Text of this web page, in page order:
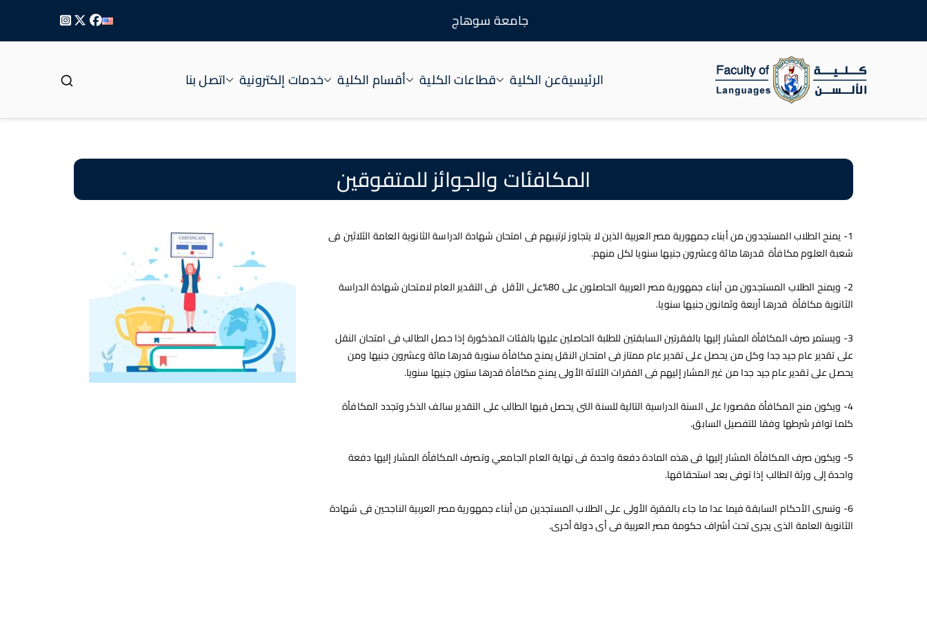
جامعة سوهاج
الرئيسيةعن الكلية قطاعات الكلية أقسام الكلية خدمات إلكترونية اتصل بنا
المكافئات والجوائز للمتفوقين
1- يمنح الطلاب المستجدون من أبناء جمهورية مصر العربية الذين لا يتجاوز ترتيبهم فى امتحان شهادة الدراسة الثانوية العامة الثلاثين فى
شعبة العلوم مكافأة قدرها مائة وعشرون جنيها سنويا لكل منهم.
2- ويمنح الطلاب المستجدون من أبناء جمهورية مصر العربية الحاصلون على 80%على الأقل فى التقدير العام لامتحان شهادة الدراسة
الثانوية مكافأة قدرها أربعة وثمانون جنيها سنويا.
3- ويستمر صرف المكافأة المشار إليها بالفقرتين السابقتين للطلبة الحاصلين عليها بالفئات المذكورة إذا حصل الطالب فى امتحان النقل
على تقدير عام جيد جدا وكل من يحصل على تقدير عام ممتاز فى امتحان النقل يمنح مكافأة سنوية قدرها مائة وعشرون جنيها ومن
يحصل على تقدير عام جيد جدا من غير المشار إليهم فى الفقرات الثلاثة الأولى يمنح مكافأة قدرها ستون جنيها سنويا.
4- ويكون منح المكافأة مقصورا على السنة الدراسية التالية للسنة التى يحصل فيها الطالب على التقدير سالف الذكر وتجدد المكافأة
كلما توافر شرطها وفقا للتفصيل السابق.
5- ويكون صرف المكافأة المشار إليها فى هذه المادة دفعة واحدة فى نهاية العام الجامعي وتصرف المكافأة المشار إليها دفعة
واحدة إلى ورثة الطالب إذا توفى بعد استحقاقها.
6- وتسرى الأحكام السابقة فيما عدا ما جاء بالفقرة الأولى على الطلاب المستجدين من أبناء جمهورية مصر العربية الناجحين فى شهادة
الثانوية العامة الذى يجرى تحت أشراف حكومة مصر العربية فى أى دولة أخرى.